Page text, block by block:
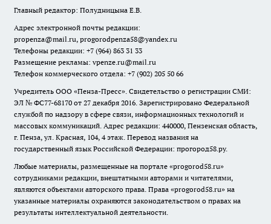
Главный редактор: Полудницына Е.В.
Адрес электронной почты редакции:
propenza@mail.ru, progorodpenza58@yandex.ru
Телефоны редакции: +7 (964) 863 31 33
Размещение рекламы: vpenze.ru@mail.ru
Телефон коммерческого отдела: +7 (902) 205 50 66
Учредитель ООО «Пенза-Пресс». Свидетельство о регистрации СМИ:
ЭЛ № ФС77-68170 от 27 декабря 2016. Зарегистрировано Федеральной
службой по надзору в сфере связи, информационных технологий и
массовых коммуникаций. Адрес редакции: 440000, Пензенская область,
г. Пенза, ул. Красная, 104, 4 этаж. Перевод названия на
государственный язык Российской Федерации: прогород58.ру.
Любые материалы, размещенные на портале «progorod58.ru»
сотрудниками редакции, внештатными авторами и читателями,
являются объектами авторского права. Права «progorod58.ru» на
указанные материалы охраняются законодательством о правах на
результаты интеллектуальной деятельности.